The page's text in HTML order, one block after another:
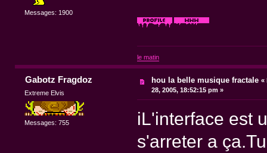
Messages: 1900
le matin
Gabotz Fragdoz
Extreme Elvis
Messages: 755
hou la belle musique fractale «
28, 2005, 18:52:15 pm »
iL'interface est
s'arreter a